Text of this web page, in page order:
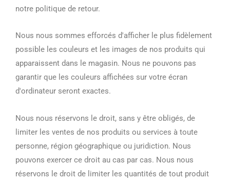
notre politique de retour.
Nous nous sommes efforcés d'afficher le plus fidèlement
possible les couleurs et les images de nos produits qui
apparaissent dans le magasin. Nous ne pouvons pas
garantir que les couleurs affichées sur votre écran
d'ordinateur seront exactes.
Nous nous réservons le droit, sans y être obligés, de
limiter les ventes de nos produits ou services à toute
personne, région géographique ou juridiction. Nous
pouvons exercer ce droit au cas par cas. Nous nous
réservons le droit de limiter les quantités de tout produit